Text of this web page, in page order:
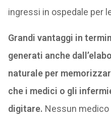
ingressi in ospedale per
Grandi vantaggi in
generati anche
naturale per
che i medici o gli
digitare. Nessun